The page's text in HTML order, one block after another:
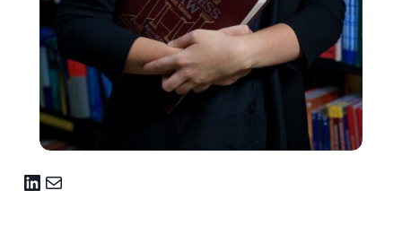
LinkedIn
Mail